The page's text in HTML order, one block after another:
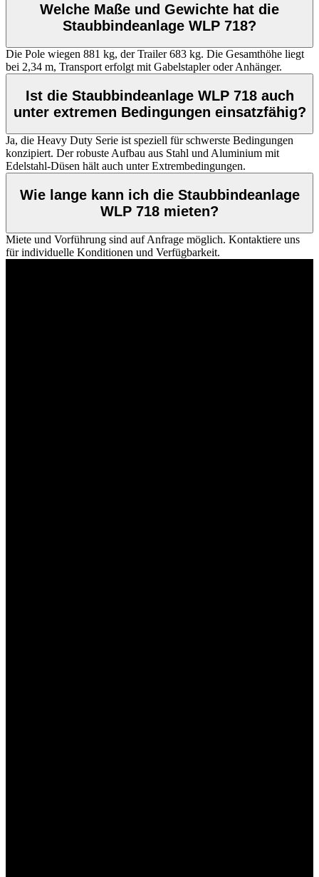
Welche Maße und Gewichte hat die
Staubbindeanlage WLP 718?
Die Pole wiegen 881 kg, der Trailer 683 kg. Die Gesamthöhe liegt
bei 2,34 m, Transport erfolgt mit Gabelstapler oder Anhänger.
Ist die Staubbindeanlage WLP 718 auch
unter extremen Bedingungen einsatzfähig?
Ja, die Heavy Duty Serie ist speziell für schwerste Bedingungen
konzipiert. Der robuste Aufbau aus Stahl und Aluminium mit
Edelstahl-Düsen hält auch unter Extrembedingungen.
Wie lange kann ich die Staubbindeanlage
WLP 718 mieten?
Miete und Vorführung sind auf Anfrage möglich. Kontaktiere uns
für individuelle Konditionen und Verfügbarkeit.